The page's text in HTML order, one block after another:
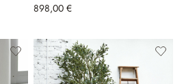
898,00 €